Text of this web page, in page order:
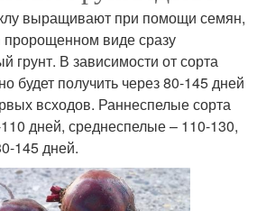
выращивают при помощи семян,
пророщенном виде сразу
грунт. В зависимости от сорта
будет получить через 80-145 дней
всходов. Раннеспелые сорта
дней, среднеспелые – 110-130,
145 дней.